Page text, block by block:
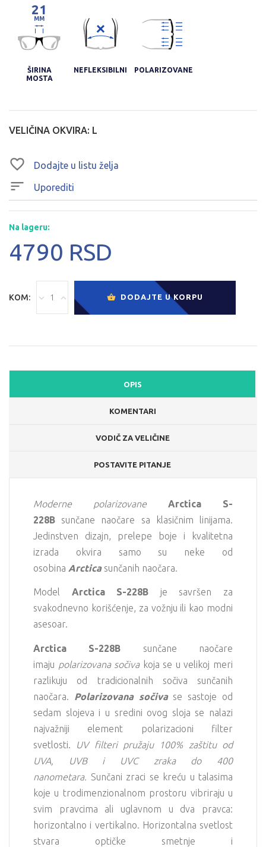
21
MM
ŠIRINA
MOSTA
NEFLEKSIBILNI POLARIZOVANE
VELIČINA OKVIRA: L
Dodajte u listu želja
Uporediti
Na lageru:
4790 RSD
KOM: DODAJTE U KORPU
OPIS
KOMENTARI
VODIČ ZA VELIČINE
POSTAVITE PITANJE
Moderne polarizovane
Arctica S-
228B sunčane naočare sa klasičnim linijama.
Jedinstven dizajn, prelepe boje i kvalitetna
izrada okvira samo su neke od
osobina Arcticasunčanih naočara.
Model Arctica S-228B je savršen za
svakodnevno korišćenje, za vožnju ili kao modni
asesoar.
Arctica S-228B sunčane naočare
imaju polarizovana sočivakoja se u velikoj meri
razlikuju od tradicionalnih sočiva sunčanih
naočara. Polarizovana sočivase sastoje od
sedam slojeva i u sredini ovog sloja se nalazi
najvažniji element polarizacioni filter
svetlosti. UV filteri pružaju 100% zaštitu od
UVA, UVB i UVC zraka do 400
nanometara. Sunčani zraci se kreću u talasima
koje u trodimenzionalnom prostoru vibriraju u
svim pravcima ali uglavnom u dva pravca:
horizontalno i vertikalno. Horizontalna svetlost
stvara optičke smetnje i